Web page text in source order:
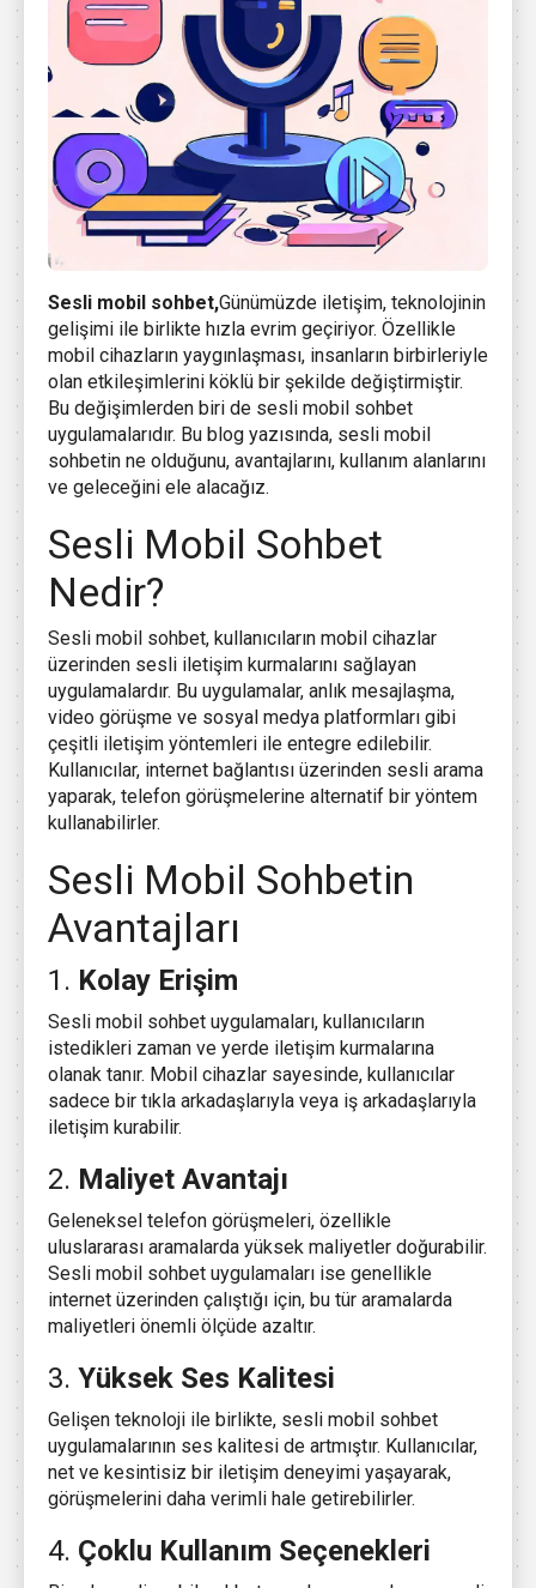
Sesli mobil sohbet,Günümüzde iletişim, teknolojinin
gelişimi ile birlikte hızla evrim geçiriyor. Özellikle
mobil cihazların yaygınlaşması, insanların birbirleriyle
olan etkileşimlerini köklü bir şekilde değiştirmiştir.
Bu değişimlerden biri de sesli mobil sohbet
uygulamalarıdır. Bu blog yazısında, sesli mobil
sohbetin ne olduğunu, avantajlarını, kullanım alanlarını
ve geleceğini ele alacağız.
Sesli Mobil Sohbet
Nedir?
Sesli mobil sohbet, kullanıcıların mobil cihazlar
üzerinden sesli iletişim kurmalarını sağlayan
uygulamalardır. Bu uygulamalar, anlık mesajlaşma,
video görüşme ve sosyal medya platformları gibi
çeşitli iletişim yöntemleri ile entegre edilebilir.
Kullanıcılar, internet bağlantısı üzerinden sesli arama
yaparak, telefon görüşmelerine alternatif bir yöntem
kullanabilirler.
Sesli Mobil Sohbetin
Avantajları
1. Kolay Erişim
Sesli mobil sohbet uygulamaları, kullanıcıların
istedikleri zaman ve yerde iletişim kurmalarına
olanak tanır. Mobil cihazlar sayesinde, kullanıcılar
sadece bir tıkla arkadaşlarıyla veya iş arkadaşlarıyla
iletişim kurabilir.
2. Maliyet Avantajı
Geleneksel telefon görüşmeleri, özellikle
uluslararası aramalarda yüksek maliyetler doğurabilir.
Sesli mobil sohbet uygulamaları ise genellikle
internet üzerinden çalıştığı için, bu tür aramalarda
maliyetleri önemli ölçüde azaltır.
3. Yüksek Ses Kalitesi
Gelişen teknoloji ile birlikte, sesli mobil sohbet
uygulamalarının ses kalitesi de artmıştır. Kullanıcılar,
net ve kesintisiz bir iletişim deneyimi yaşayarak,
görüşmelerini daha verimli hale getirebilirler.
4. Çoklu Kullanım Seçenekleri